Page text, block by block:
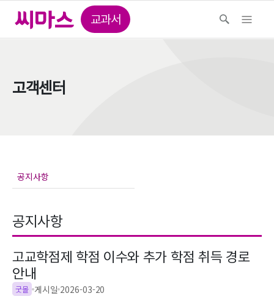
교과서
고객센터
공지사항
고교학점제 학점 이수와 추가 학점 취득 경로
안내
굿몰 게시일 2026-03-20